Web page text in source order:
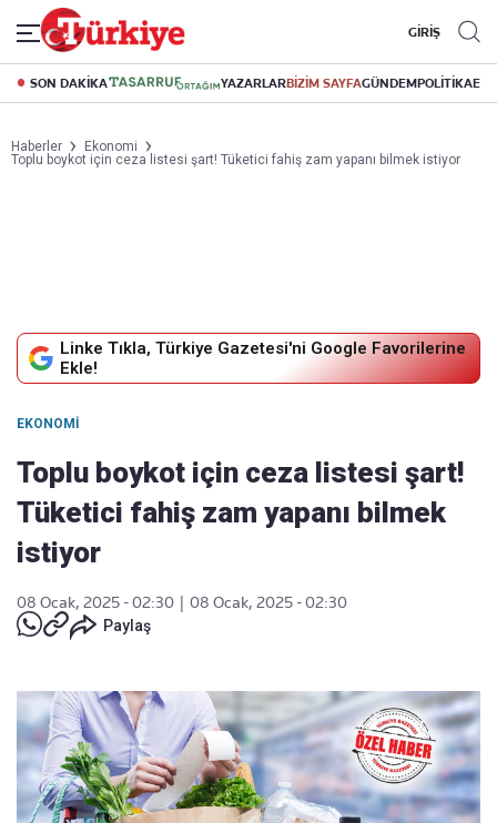
GİRİŞ
SON DAKİKA YAZARLARBİZİM SAYFAGÜNDEMPOLİTİKA
Haberler
Ekonomi
Toplu boykot için ceza listesi şart! Tüketici fahiş zam yapanı bilmek istiyor
Linke Tıkla, Türkiye Gazetesi'ni Google Favorilerine
Ekle!
EKONOMI
Toplu boykot için ceza listesi şart!
Tüketici fahiş zam yapanı bilmek
istiyor
08 Ocak, 2025 - 02:30
08 Ocak, 2025 - 02:30
Paylaş